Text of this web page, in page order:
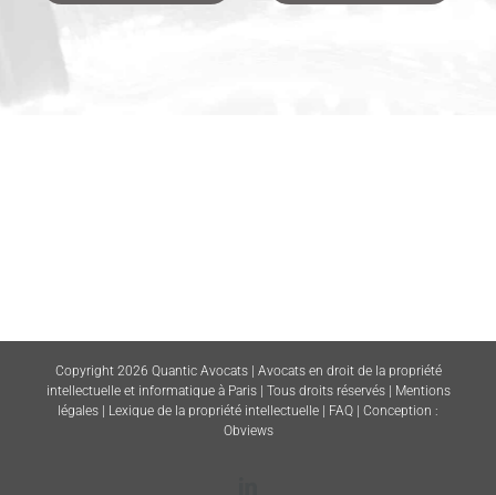
Copyright 2026 Quantic Avocats | Avocats en droit de la propriété
intellectuelle et informatique à Paris | Tous droits réservés |
Mentions
légales
Lexique de la propriété intellectuelle FAQ | Conception :
Obviews